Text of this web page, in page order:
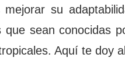
su
sean conocidas
Aquí te doy